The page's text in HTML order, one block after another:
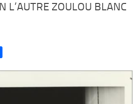
L’AUTRE ZOULOU BLANC